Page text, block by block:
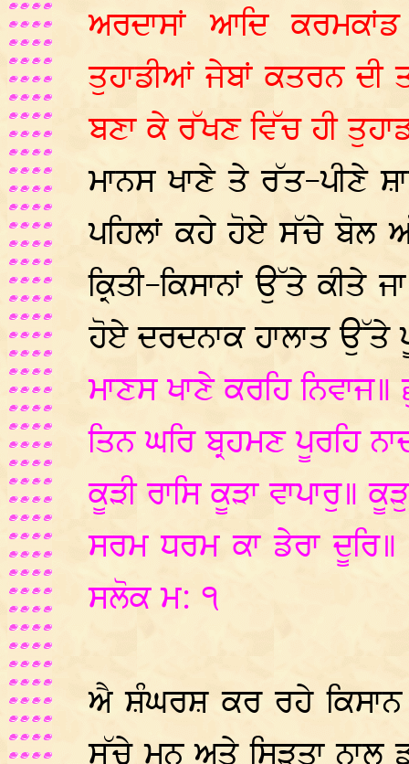
ਅਰਦਾਸਾਂ ਆਦਿ
ਤੁਹਾਡੀਆਂ ਜੇਬਾਂ ਕਤਰਨ ਦੀ
ਬਣਾ ਕੇ ਰੱਖਣ ਵਿੱਚ ਹੀ
ਮਾਨਸ ਖਾਣੇ ਤੇ ਰੱਤ-ਪੀਣੇ
ਪਹਿਲਾਂ ਕਹੇ ਹੋਏ ਸੱਚੇ ਬੋਲ
ਕ੍ਰਿਤੀ-ਕਿਸਾਨਾਂ ਉੱਤੇ
ਹੋਏ ਦਰਦਨਾਕ ਹਾਲਾਤ ਉੱਤੇ
ਮਾਣਸ ਖਾਣੇ ਕਰਹਿ
ਤਿਨ ਘਰਿ ਬ੍ਰਹਮਣ ਪੂਰਹਿ
ਕੂੜੀ ਰਾਸਿ ਕੂੜਾ ਵਾਪਾਰੁ॥
ਸਰਮ ਧਰਮ ਕਾ ਡੇਰਾ
ਸਲੋਕ ਮ: ੧
ਐ ਸ਼ੰਘਰਸ਼ ਕਰ ਰਹੇ ਕਿਸਾਨ